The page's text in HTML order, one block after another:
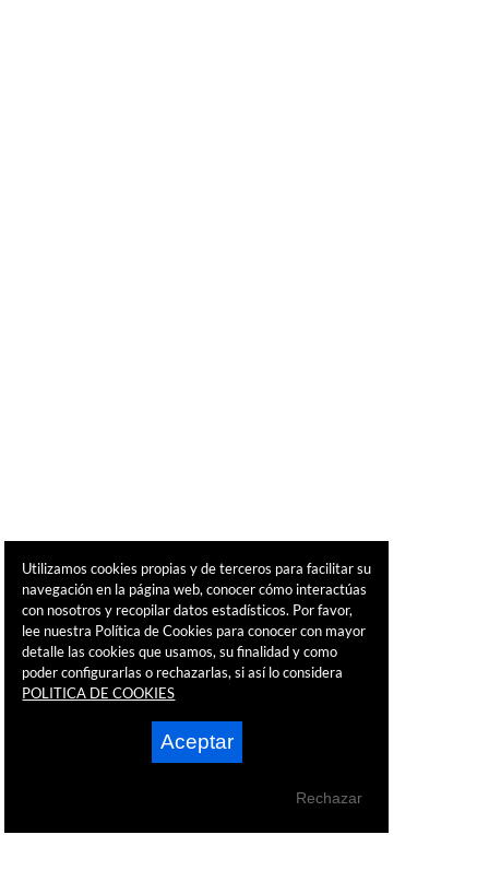
Utilizamos cookies propias y de terceros para facilitar su
navegación en la página web, conocer cómo interactúas
con nosotros y recopilar datos estadísticos. Por favor,
lee nuestra Política de Cookies para conocer con mayor
detalle las cookies que usamos, su finalidad y como
poder configurarlas o rechazarlas, si así lo considera
POLITICA DE COOKIES
Aceptar
Rechazar